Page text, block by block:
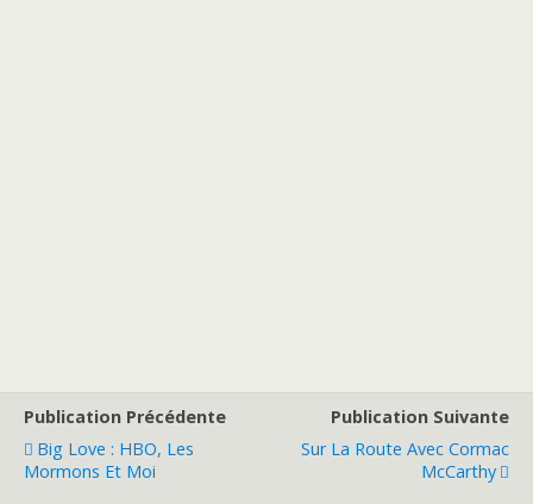
Publication Précédente
Big Love : HBO, Les
Mormons Et Moi
Publication Suivante
Sur La Route Avec Cormac
McCarthy